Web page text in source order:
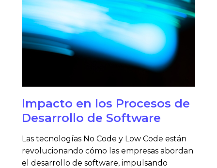
Impacto en los Procesos de
Desarrollo de Software
Las tecnologías No Code y Low Code están
revolucionando cómo las empresas abordan
el desarrollo de software, impulsando